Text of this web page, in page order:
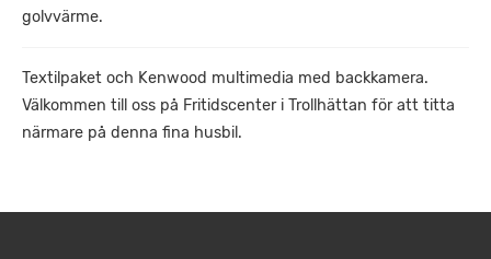
golvvärme.
Textilpaket och Kenwood multimedia med backkamera.
Välkommen till oss på Fritidscenter i Trollhättan för att titta
närmare på denna fina husbil.